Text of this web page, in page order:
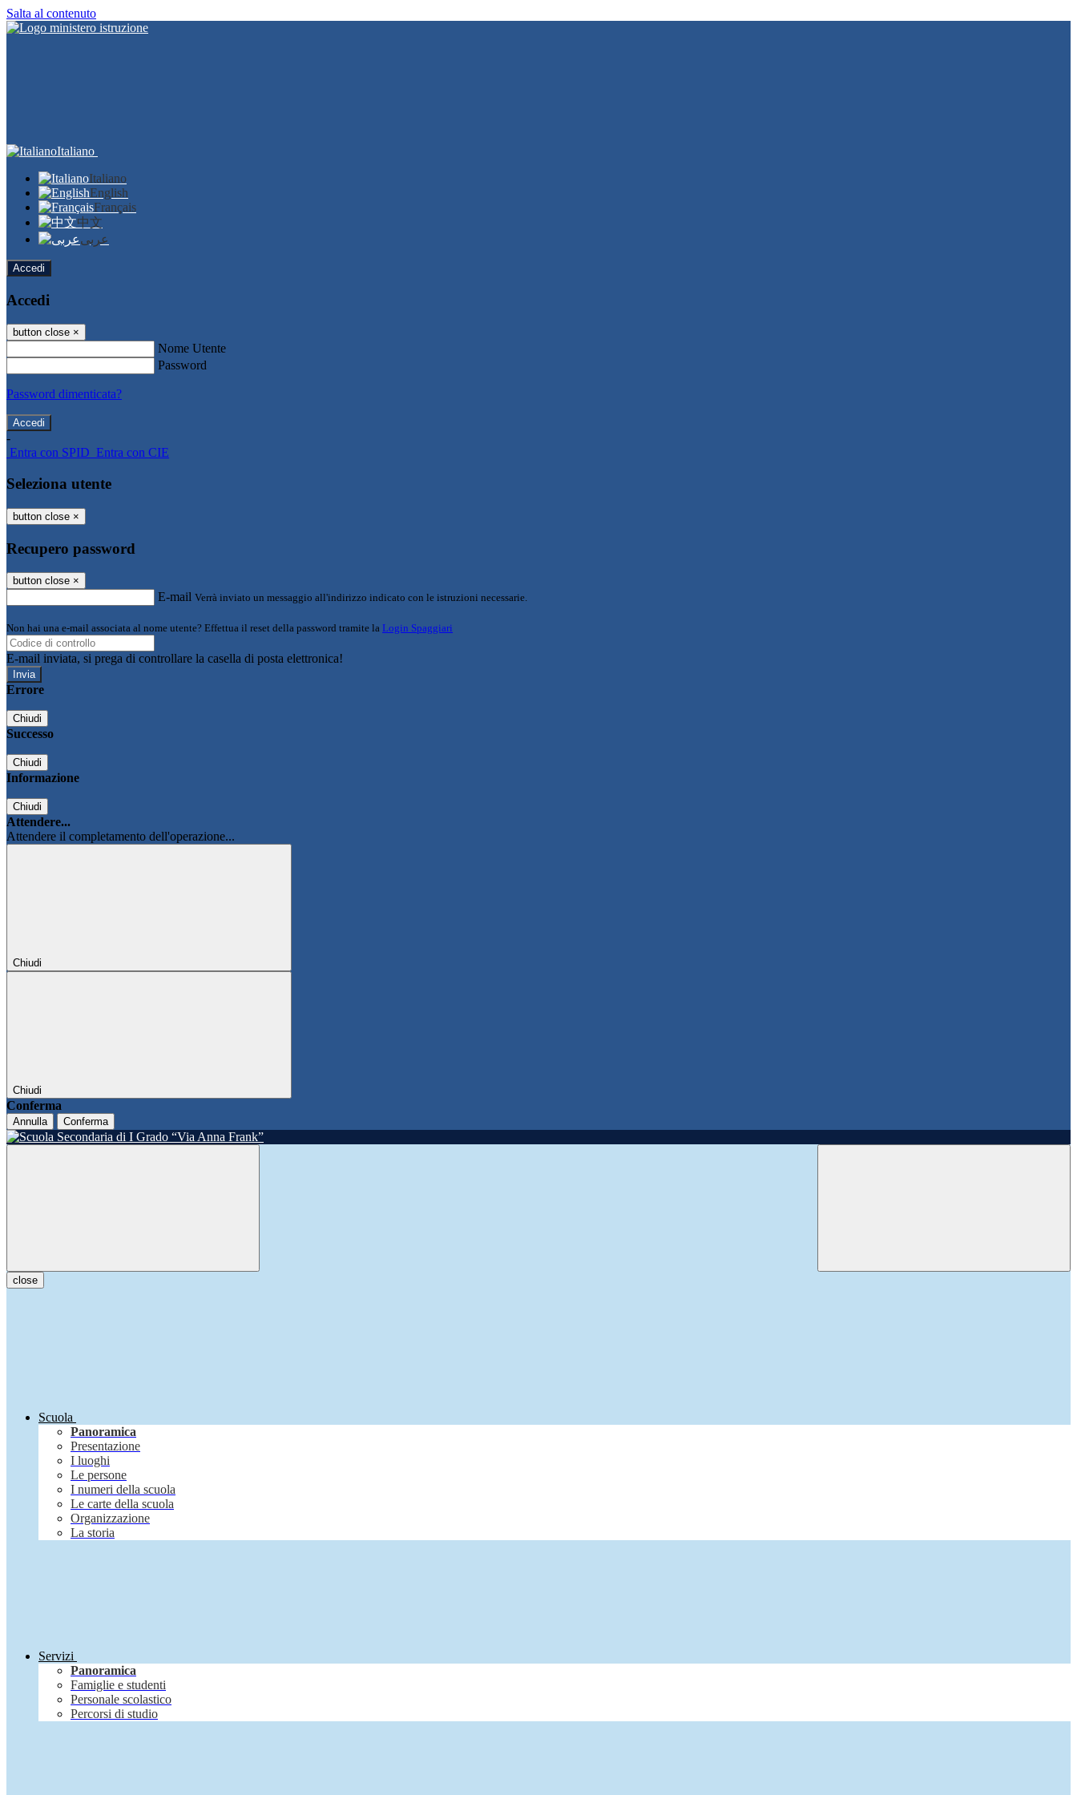
Salta al contenuto
Italiano
Italiano
English
Français
中文
عربى
Accedi
Accedi
button close ×
Nome Utente
Password
Password dimenticata?
-
Entra con SPID Entra con CIE
Seleziona utente
button close ×
Recupero password
button close ×
E-mail Verrà inviato un messaggio all'indirizzo indicato con le istruzioni necessarie.
Non hai una e-mail associata al nome utente? Effettua il reset della password tramite la Login Spaggiari
E-mail inviata, si prega di controllare la casella di posta elettronica!
Errore
Chiudi
Successo
Chiudi
Informazione
Chiudi
Attendere...
Attendere il completamento dell'operazione...
Chiudi
Chiudi
Conferma
Annulla Conferma
close
Scuola
Panoramica
Presentazione
I luoghi
Le persone
I numeri della scuola
Le carte della scuola
Organizzazione
La storia
Servizi
Panoramica
Famiglie e studenti
Personale scolastico
Percorsi di studio